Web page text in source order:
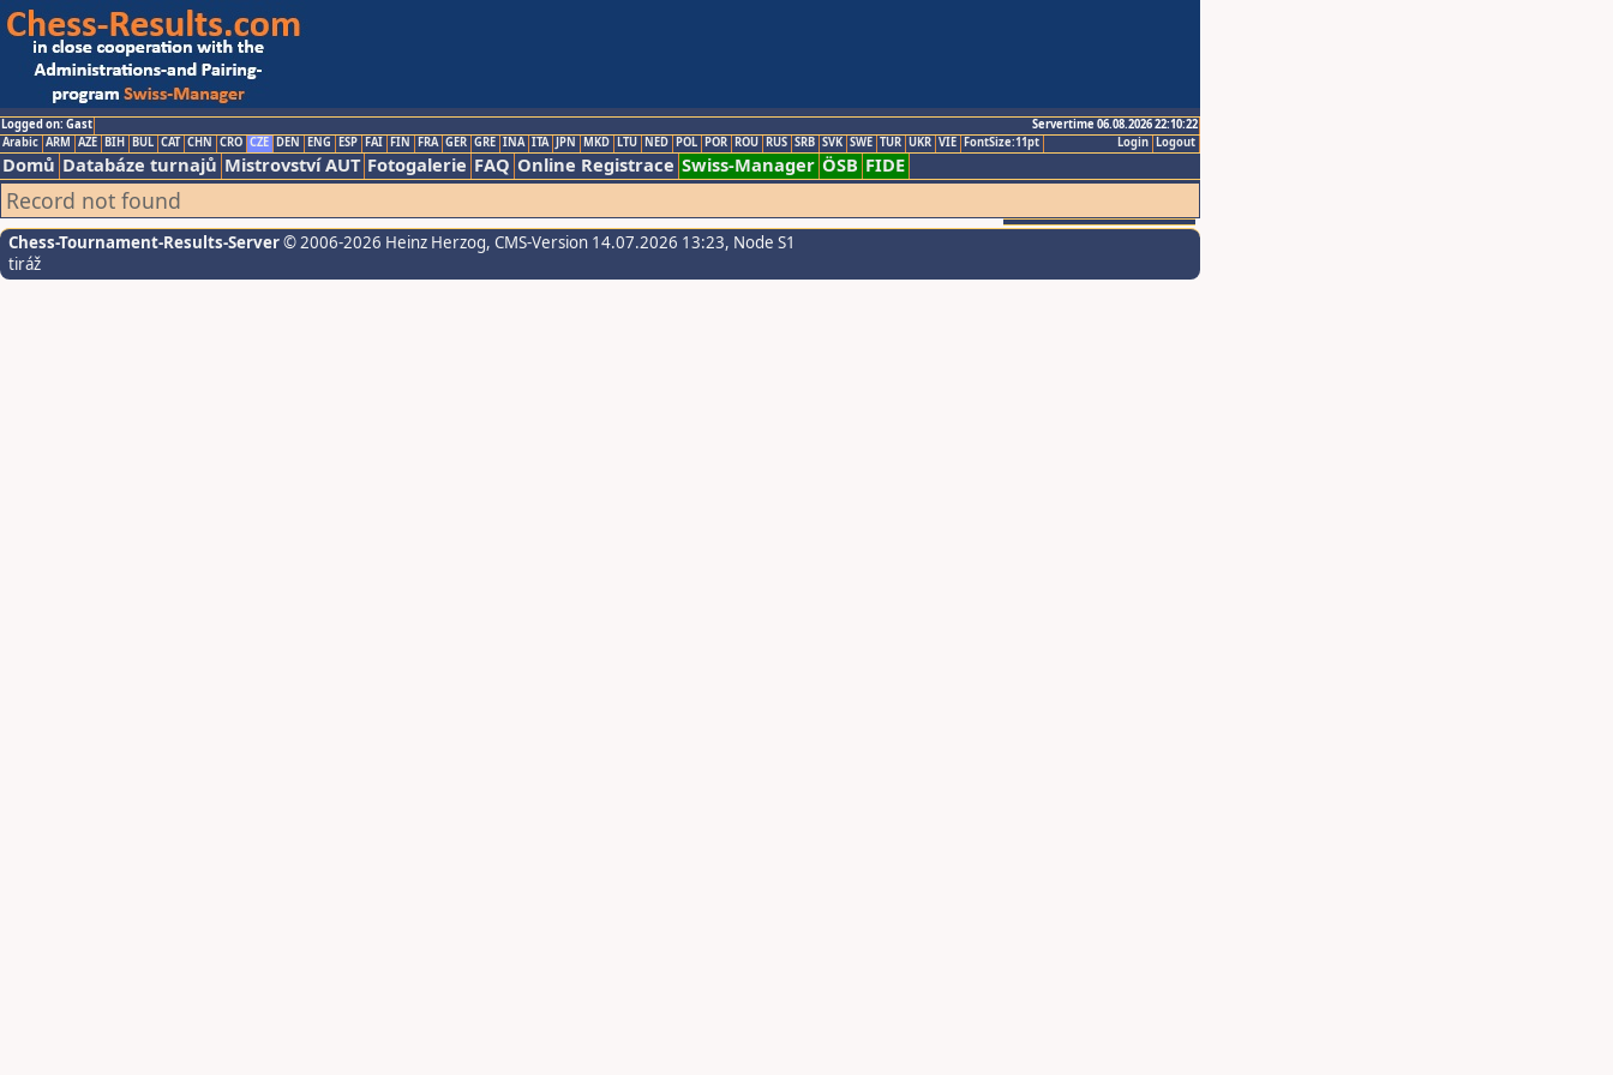
Logged on: Gast
Servertime 06.08.2026 22:10:22
Logout
Login
Arabic ARM AZE BIH BUL CAT CHN CRO CZE DEN ENG ESP FAI FIN FRA GER GRE INA ITA JPN MKD LTU NED POL POR ROU RUS SRB SVK SWE TUR UKR VIE FontSize:11pt
Domů Databáze turnajů Mistrovství AUT Fotogalerie FAQ Online Registrace Swiss-Manager ÖSB FIDE
Record not found
Chess-Tournament-Results-Server© 2006-2026 Heinz Herzog, CMS-Version 14.07.2026 13:23, Node S1
tiráž